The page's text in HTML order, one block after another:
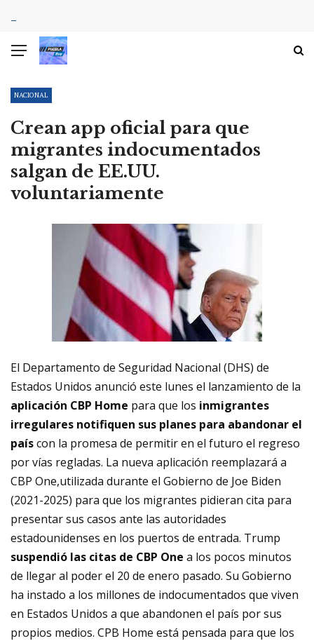
NACIONAL
Crean app oficial para que
migrantes indocumentados
salgan de EE.UU.
voluntariamente
El Departamento de Seguridad Nacional (DHS) de
Estados Unidos anunció este lunes el lanzamiento de la
aplicación CBP Home para que los inmigrantes
irregulares notifiquen sus planes para abandonar el
paíscon la promesa de permitir en el futuro el regreso
por vías regladas. La nueva aplicación reemplazará a
CBP One,utilizada durante el Gobierno de Joe Biden
(2021-2025) para que los migrantes pidieran cita para
presentar sus casos ante las autoridades
estadounidenses en los puertos de entrada. Trump
suspendió las citas de CBP One a los pocos minutos
de llegar al poder el 20 de enero pasado. Su Gobierno
ha instado a los millones de indocumentados que viven
en Estados Unidos a que abandonen el país por sus
propios medios. CPB Home está pensada para que los